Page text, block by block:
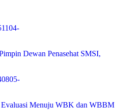
Dewan Penasehat SMSI,
Evaluasi Menuju WBK dan WBBM